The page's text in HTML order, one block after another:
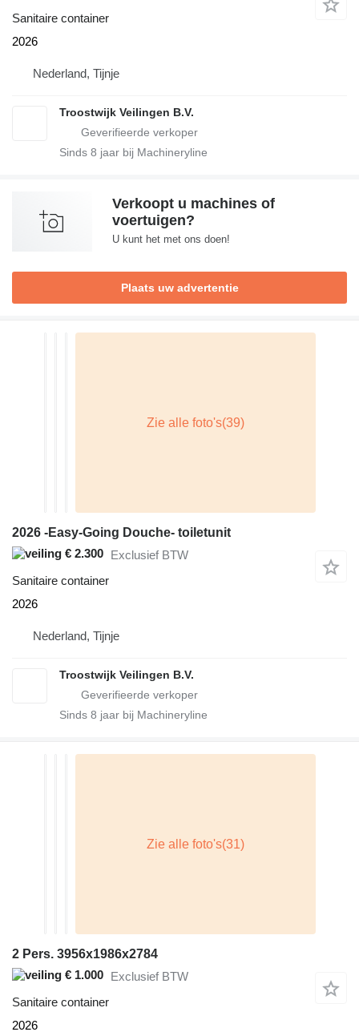
Sanitaire container
2026
Nederland, Tijnje
Troostwijk Veilingen B.V.
Sinds 8 jaar bij Machineryline
Verkoopt u machines of
voertuigen?
U kunt het met ons doen!
Plaats uw advertentie
2026 -Easy-Going Douche- toiletunit
€ 2.300 Exclusief BTW
Sanitaire container
2026
Nederland, Tijnje
Troostwijk Veilingen B.V.
Sinds 8 jaar bij Machineryline
2 Pers. 3956x1986x2784
€ 1.000 Exclusief BTW
Sanitaire container
2026